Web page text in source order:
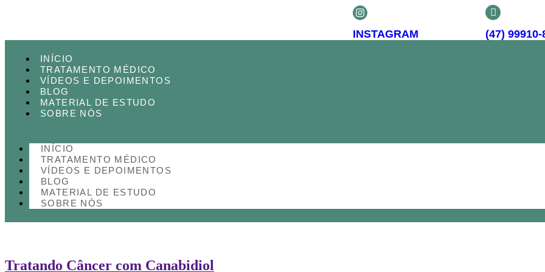
INSTAGRAM (47) 99910-
INÍCIO
TRATAMENTO MÉDICO
VÍDEOS E DEPOIMENTOS
BLOG
MATERIAL DE ESTUDO
SOBRE NÓS
INÍCIO
TRATAMENTO MÉDICO
VÍDEOS E DEPOIMENTOS
BLOG
MATERIAL DE ESTUDO
SOBRE NÓS
Tratando Câncer com Canabidiol